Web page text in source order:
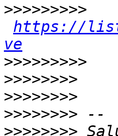
>>>>>>>>>
https://
ve
>>>>>>>>>
>>>>>>>>
>>>>>>>>
>>>>>>>>
>>>>>>>>